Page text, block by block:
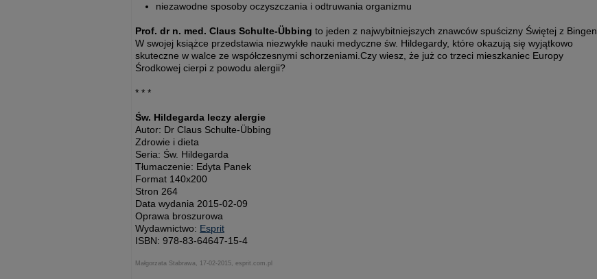
niezawodne sposoby oczyszczania i odtruwania organizmu
Prof. dr n. med. Claus Schulte-Übbing to jeden z najwybitniejszych znawców spuścizny Świętej z Bingen.
W swojej książce przedstawia niezwykłe nauki medyczne św. Hildegardy, które okazują się wyjątkowo
skuteczne w walce ze współczesnymi schorzeniami.Czy wiesz, że już co trzeci mieszkaniec Europy
Środkowej cierpi z powodu alergii?
* * *
Św. Hildegarda leczy alergie
Autor: Dr Claus Schulte-Übbing
Zdrowie i dieta
Seria: Św. Hildegarda
Tłumaczenie: Edyta Panek
Format 140x200
Stron 264
Data wydania 2015-02-09
Oprawa broszurowa
Wydawnictwo: Esprit
ISBN: 978-83-64647-15-4
Małgorzata Stabrawa, 17-02-2015, esprit.com.pl